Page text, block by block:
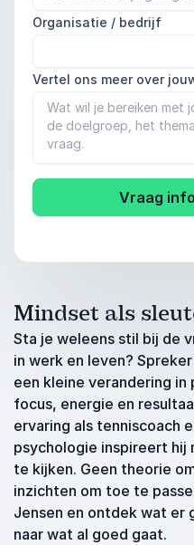
Organisatie / bedrijf
Vertel ons meer over
Vraag
Mindset als
Sta je weleens stil bij de
in werk en leven?
een kleine verandering
focus, energie en
ervaring als tenniscoach
psychologie inspireert hij
te kijken. Geen theorie
inzichten om toe te
Jensen en ontdek wat er
naar wat al goed gaat.